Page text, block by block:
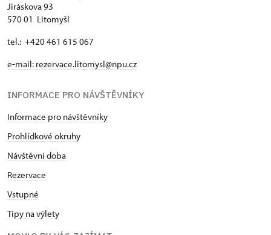
Jiráskova 93
570 01 Litomyšl
tel.: +420 461 615 067
e-mail: rezervace.litomysl@npu.cz
INFORMACE PRO NÁVŠTĚVNÍKY
Informace pro návštěvníky
Prohlídkové okruhy
Návštěvní doba
Rezervace
Vstupné
Tipy na výlety